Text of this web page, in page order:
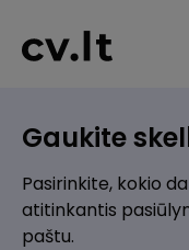
Gaukite
Pasirinkite, kokio
atitinkantis
paštu.